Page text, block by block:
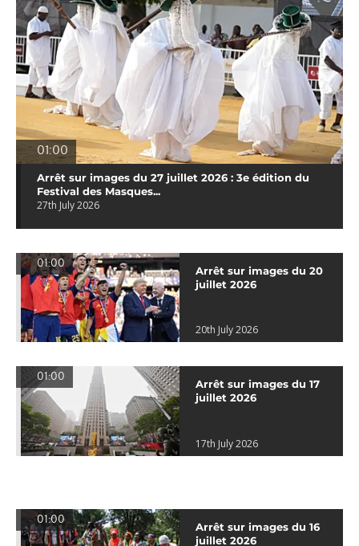
01:00
Arrêt sur images du 27 juillet 2026 : 3e édition du
Festival des Masques...
27th July 2026
01:00
Arrêt sur images du 20
juillet 2026
20th July 2026
01:00
Arrêt sur images du 17
juillet 2026
17th July 2026
01:00
Arrêt sur images du 16
juillet 2026